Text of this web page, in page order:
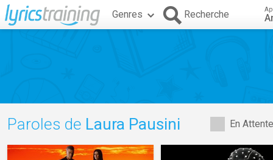
Genres Recherche
En
Paroles de Laura Pausini